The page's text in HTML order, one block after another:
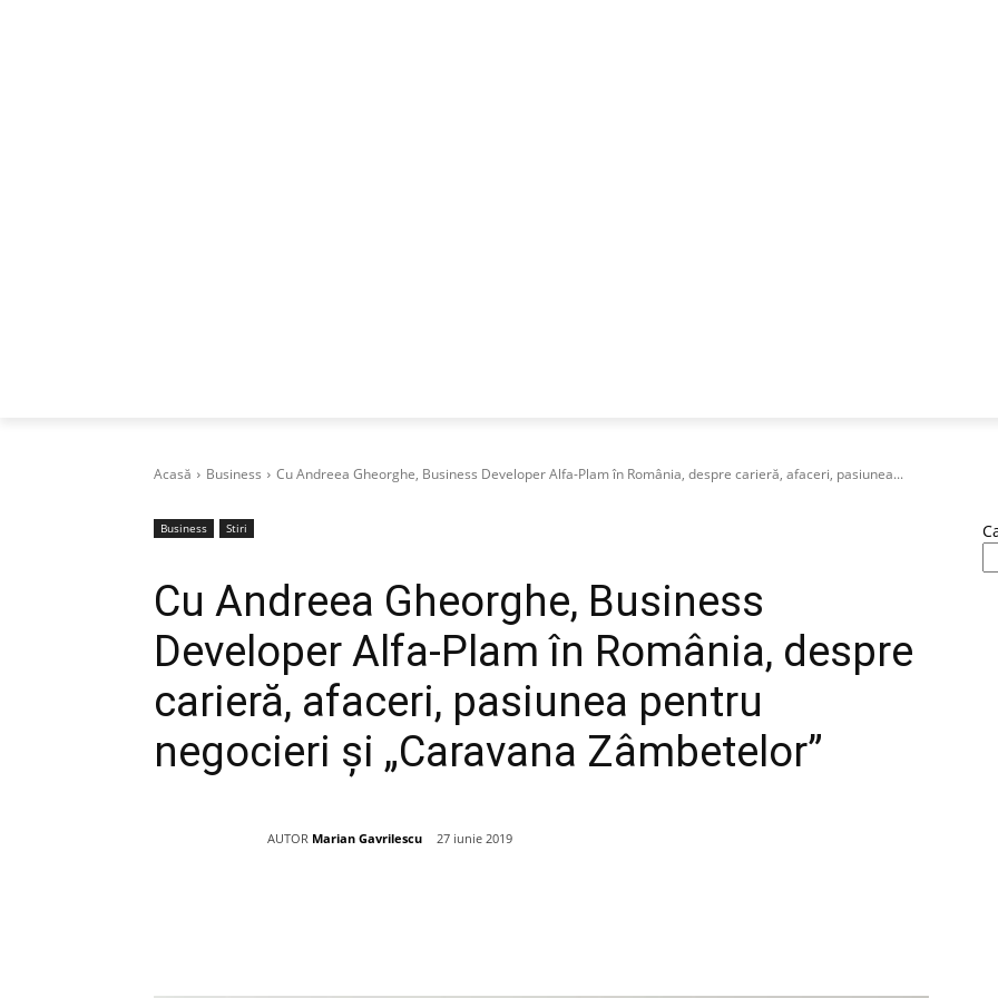
Acasă Business Cu Andreea Gheorghe, Business Developer Alfa-Plam în România, despre carieră, afaceri, pasiunea...
Business Stiri
Cu Andreea Gheorghe, Business
Developer Alfa-Plam în România, despre
carieră, afaceri, pasiunea pentru
negocieri și „Caravana Zâmbetelor”
AUTOR Marian Gavrilescu 27 iunie 2019